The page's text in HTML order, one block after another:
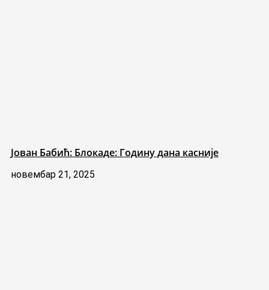
Јован Бабић: Блокаде: Годину дана касније
новембар 21, 2025